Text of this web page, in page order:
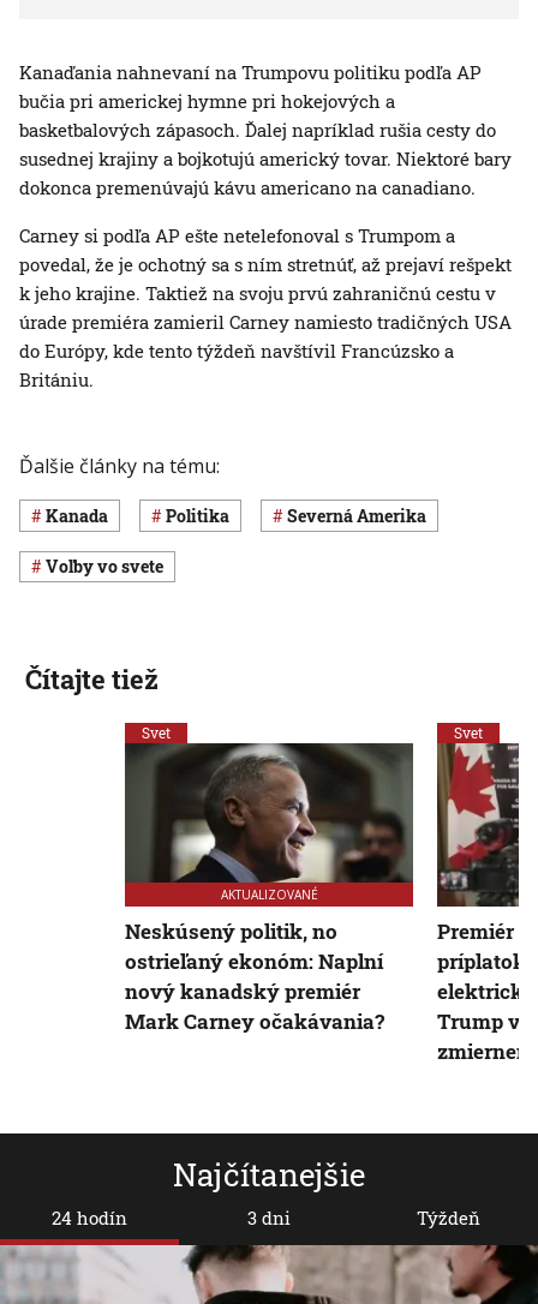
Kanaďania nahnevaní na Trumpovu politiku podľa AP
bučia pri americkej hymne pri hokejových a
basketbalových zápasoch. Ďalej napríklad rušia cesty do
susednej krajiny a bojkotujú americký tovar. Niektoré bary
dokonca premenúvajú kávu americano na canadiano.
Carney si podľa AP ešte netelefonoval s Trumpom a
povedal, že je ochotný sa s ním stretnúť, až prejaví rešpekt
k jeho krajine. Taktiež na svoju prvú zahraničnú cestu v
úrade premiéra zamieril Carney namiesto tradičných USA
do Európy, kde tento týždeň navštívil Francúzsko a
Britániu.
Ďalšie články na tému:
Kanada Politika Severná Amerika
voľby vo svete
Najčítanejšie
24 hodín 3 dni Týždeň
Čítajte tiež
Svet
AKTUALIZOVANÉ
Neskúsený politik, no
ostrieľaný ekonóm: Naplní
nový kanadský premiér
Mark Carney očakávania?
Svet
Premiér
príplatok
Trump v